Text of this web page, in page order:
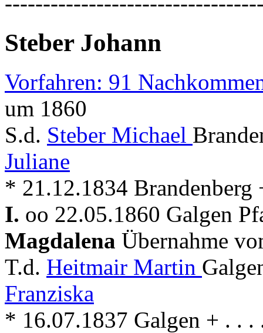
Steber Johann
Vorfahren: 91
um 1860
S.d. Steber Michael
Juliane
* 21.12.1834 Brandenberg
I. oo 22.05.1860 Galgen
Magdalena Übernahme
T.d. Heitmair Martin
Franziska
* 16.07.1837 Galgen + . . .